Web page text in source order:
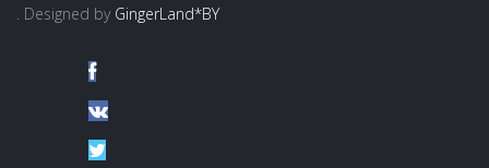
. Designed by GingerLand*BY